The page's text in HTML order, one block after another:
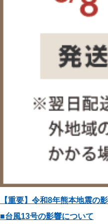
【重要】令和8年熊本地震の
■台風13号の影響について